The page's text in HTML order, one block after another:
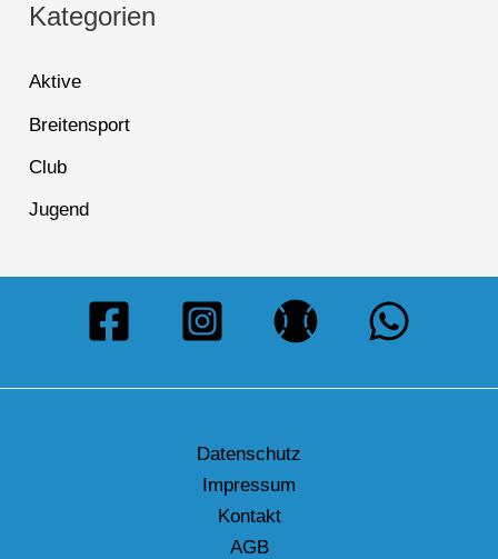
Kategorien
Aktive
Breitensport
Club
Jugend
Datenschutz
Impressum
Kontakt
AGB